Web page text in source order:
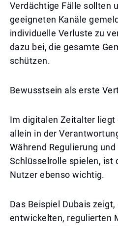
Verdächtige Fälle sollten
geeigneten Kanäle
individuelle Verluste zu
dazu bei, die gesamte
schützen.
Bewusstsein als erste
Im digitalen Zeitalter
allein in der
Während Regulierung
Schlüsselrolle spielen, ist
Nutzer ebenso wichtig.
Das Beispiel Dubais
entwickelten, regulierten